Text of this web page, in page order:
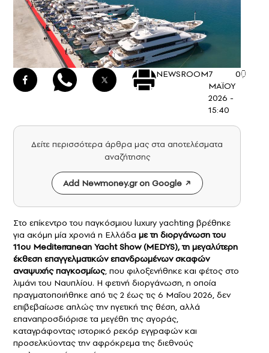
NEWSROOM7
ΜΑΪΟΥ
2026 -
15:40
0
Δείτε περισσότερα άρθρα μας στα αποτελέσματα
αναζήτησης
Add Newmoney.gr on Google
Στο επίκεντρο του παγκόσμιου luxury yachting βρέθηκε
για ακόμη μία χρονιά η Ελλάδα με τη διοργάνωση του
11ου Mediterranean Yacht Show(MEDYS), τη μεγαλύτερη
έκθεση επαγγελματικών επανδρωμένων σκαφών
αναψυχής παγκοσμίως, που φιλοξενήθηκε και φέτος στο
λιμάνι του Ναυπλίου. Η φετινή διοργάνωση, η οποία
πραγματοποιήθηκε από τις 2 έως τις 6 Μαΐου 2026, δεν
επιβεβαίωσε απλώς την ηγετική της θέση, αλλά
επαναπροσδιόρισε τα μεγέθη της αγοράς,
καταγράφοντας ιστορικό ρεκόρ εγγραφών και
προσελκύοντας την αφρόκρεμα της διεθνούς